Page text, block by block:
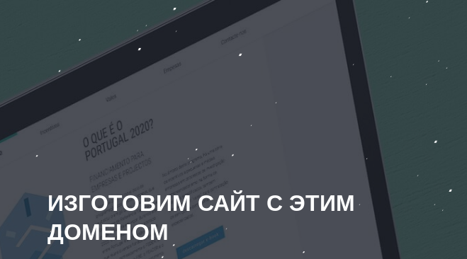
ИЗГОТОВИМ САЙТ С ЭТИМ
ДОМЕНОМ